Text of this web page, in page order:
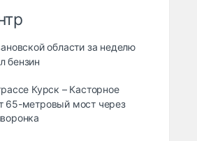
области за неделю
бензин
Курск – Касторное
65-метровый мост через